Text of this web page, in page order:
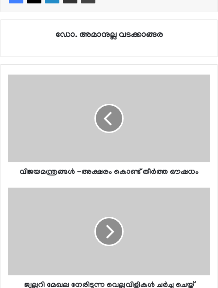
ഡോ. അമാനുല്ല വടക്കാങ്ങര
വിജയമന്ത്രങ്ങള്‍ -അക്ഷരം കൊണ്ട് തീര്‍ത്ത ഔഷധം
ജ്വല്ലറി മേഖല നേരിടുന്ന വെല്ലുവിളികള്‍ ചര്‍ച്ച ചെയ്ത്